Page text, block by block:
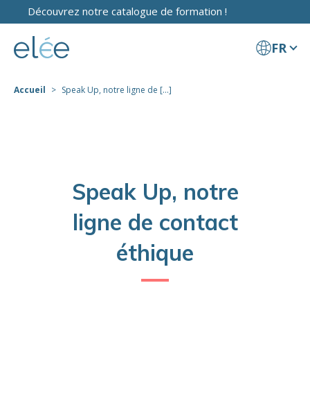
Découvrez notre catalogue de formation !
FR
Accueil Speak Up, notre ligne de [...]
Speak Up, notre
ligne de contact
éthique